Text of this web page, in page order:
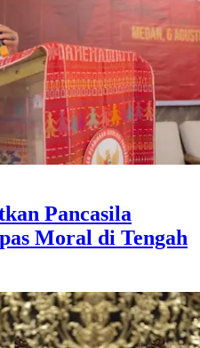
Pancasila
Moral di Tengah